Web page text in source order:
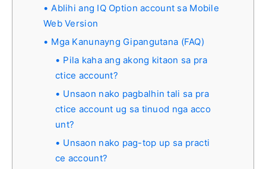
Ablihi ang IQ Option account sa Mobile
Web Version
Mga Kanunayng Gipangutana (FAQ)
Pila kaha ang akong kitaon sa pra
ctice account?
Unsaon nako pagbalhin tali sa pra
ctice account ug sa tinuod nga acco
unt?
Unsaon nako pag-top up sa practi
ce account?